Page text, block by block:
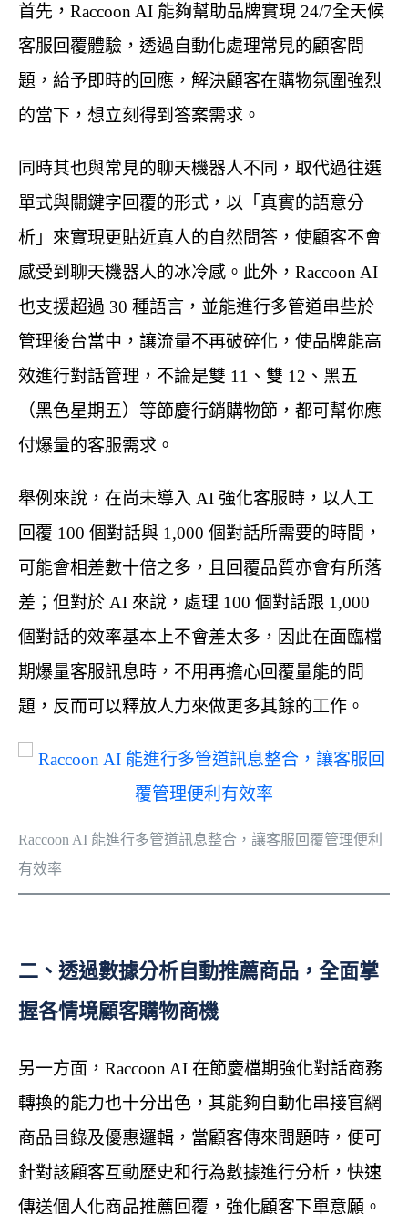
首先，Raccoon AI 能夠幫助品牌實現 24/7全天候
客服回覆體驗，透過自動化處理常見的顧客問
題，給予即時的回應，解決顧客在購物氛圍強烈
的當下，想立刻得到答案需求。
同時其也與常見的聊天機器人不同，取代過往選
單式與關鍵字回覆的形式，以「真實的語意分
析」來實現更貼近真人的自然問答，使顧客不會
感受到聊天機器人的冰冷感。此外，Raccoon AI
也支援超過 30 種語言，並能進行多管道串些於
管理後台當中，讓流量不再破碎化，使品牌能高
效進行對話管理，不論是雙 11、雙 12、黑五
（黑色星期五）等節慶行銷購物節，都可幫你應
付爆量的客服需求。
舉例來說，在尚未導入 AI 強化客服時，以人工
回覆 100 個對話與 1,000 個對話所需要的時間，
可能會相差數十倍之多，且回覆品質亦會有所落
差；但對於 AI 來說，處理 100 個對話跟 1,000
個對話的效率基本上不會差太多，因此在面臨檔
期爆量客服訊息時，不用再擔心回覆量能的問
題，反而可以釋放人力來做更多其餘的工作。
Raccoon AI 能進行多管道訊息整合，讓客服回覆管理便利
有效率
二、透過數據分析自動推薦商品，全面掌
握各情境顧客購物商機
另一方面，Raccoon AI 在節慶檔期強化對話商務
轉換的能力也十分出色，其能夠自動化串接官網
商品目錄及優惠邏輯，當顧客傳來問題時，便可
針對該顧客互動歷史和行為數據進行分析，快速
傳送個人化商品推薦回覆，強化顧客下單意願。